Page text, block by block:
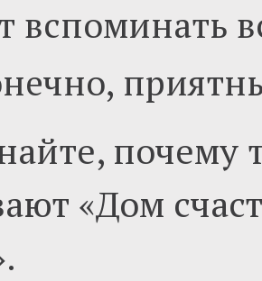
вспоминать
почему
«Дом